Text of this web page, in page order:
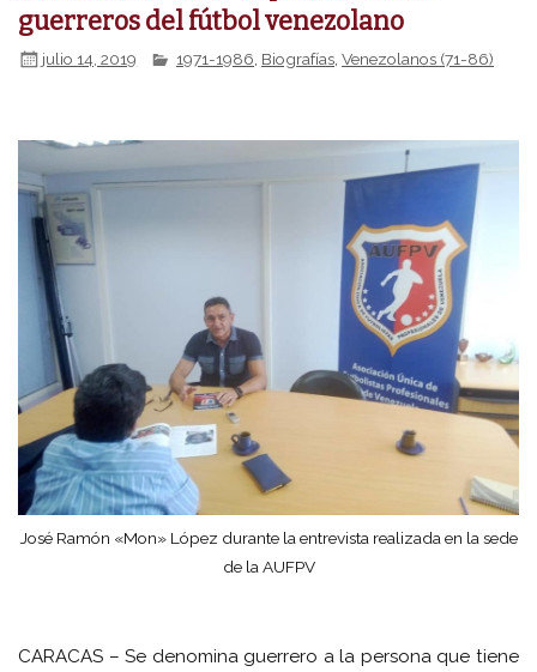
guerreros del fútbol venezolano
julio 14, 2019 1971-1986 Biografías ,Venezolanos (71-86)
José Ramón «Mon» López durante la entrevista realizada en la sede
de la AUFPV
CARACAS – Se denomina guerrero a la persona que tiene